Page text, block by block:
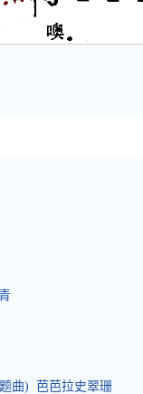
曲) 芭芭拉史翠珊